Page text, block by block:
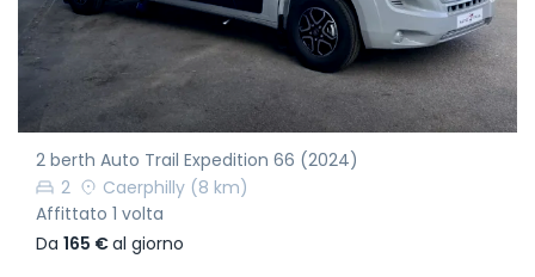
2 berth Auto Trail Expedition 66 (2024)
2
Caerphilly (8 km)
Affittato 1 volta
Da 165 €al giorno